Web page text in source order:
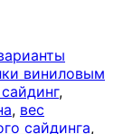
виниловым
,
, вес
сайдинга,